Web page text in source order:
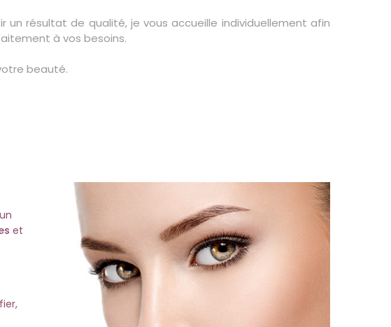
un résultat de qualité, je vous accueille individuellement afin
à vos besoins.
beauté.
et